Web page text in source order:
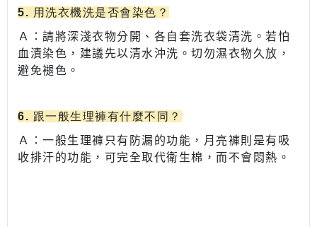
5. 用洗衣機洗是否會染色 ？
Ａ： 請將深淺衣物分開、各自套洗衣袋清洗。若怕
血漬染色，建議先以清水沖洗。切勿濕衣物久放，
避免褪色。
6. 跟一般生理褲有什麼不同？
Ａ： 一般生理褲只有防漏的功能，月亮褲則是有吸
收排汗的功能，可完全取代衛生棉，而不會悶熱。